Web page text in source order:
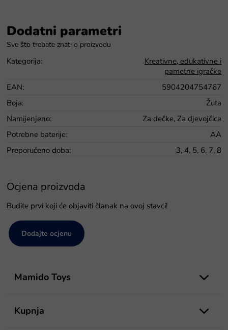
Dodatni parametri
Kategorija:
Kreativne, edukativne i
pametne igračke
EAN:
5904204754767
Boja:
Žuta
Namijenjeno:
Za dečke, Za djevojčice
Potrebne baterije:
AA
Preporučeno doba: 3, 4, 5, 6, 7, 8
Ocjena proizvoda
Budite prvi koji će objaviti članak na ovoj stavci!
Dodajte ocjenu
Mamido Toys
Kupnja